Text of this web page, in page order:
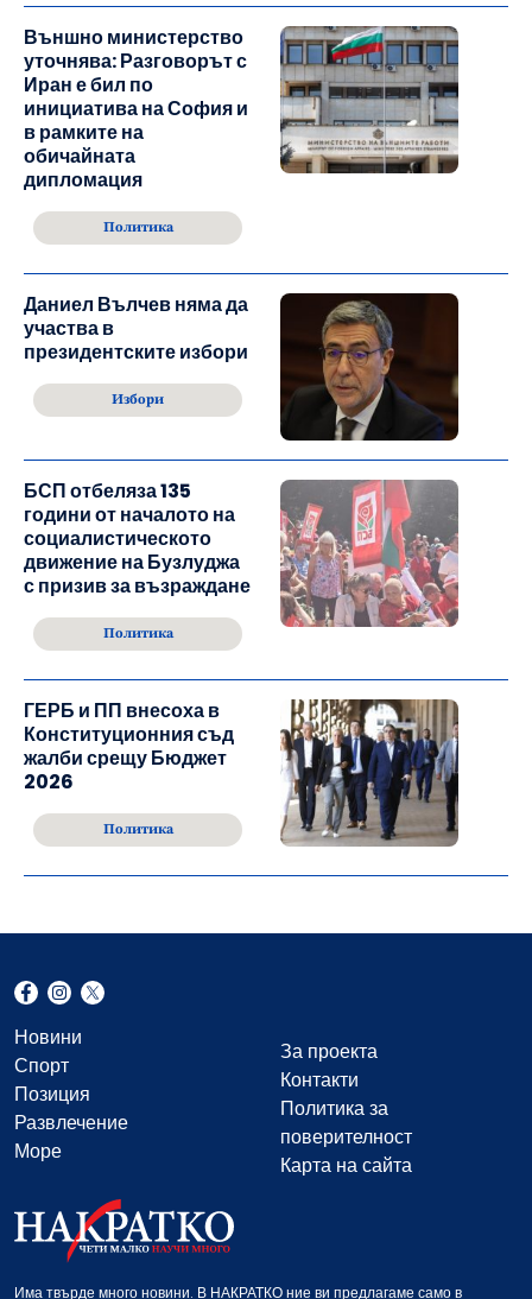
Външно министерство
уточнява: Разговорът с
Иран е бил по
инициатива на София и
в рамките на
обичайната
дипломация
Политика
Даниел Вълчев няма да
участва в
президентските избори
Избори
БСП отбеляза 135
години от началото на
социалистическото
движение на Бузлуджа
с призив за възраждане
Политика
ГЕРБ и ПП внесоха в
Конституционния съд
жалби срещу Бюджет
2026
Политика
Новини
Спорт
Позиция
Развлечение
Море
За проекта
Контакти
Политика за
поверителност
Карта на сайта
Има твърде много новини. В НАКРАТКО ние ви предлагаме само в